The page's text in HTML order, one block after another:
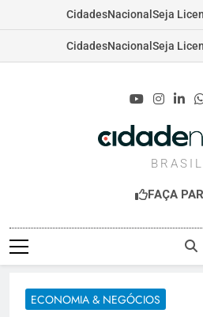
CidadesNacional Seja
CidadesNacional Seja
BRASIL
FAÇA
ECONOMIA & NEGÓCIOS